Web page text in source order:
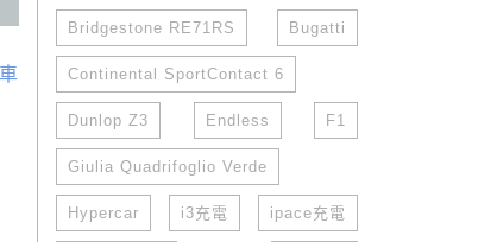
Bridgestone RE71RS Bugatti
Continental SportContact 6
Dunlop Z3 Endless F1
Giulia Quadrifoglio Verde
Hypercar i3充電 ipace充電